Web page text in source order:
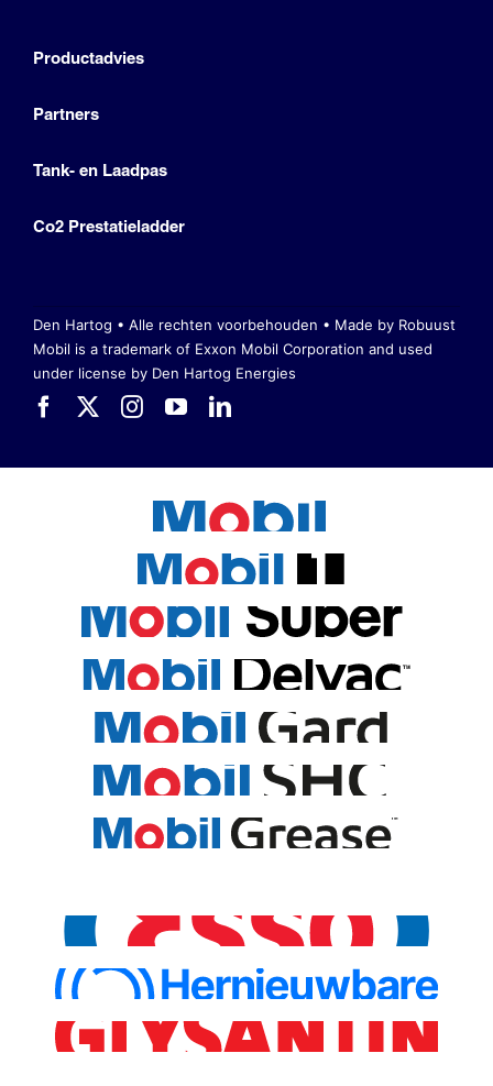
Productadvies
Partners
Tank- en Laadpas
Co2 Prestatieladder
Den Hartog • Alle rechten voorbehouden • Made by Robuust
Mobil is a trademark of Exxon Mobil Corporation and used
under license by Den Hartog Energies